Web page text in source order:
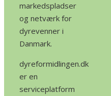
markedspladser
og netværk for
dyrevenner i
Danmark.
dyreformidlingen.dk
er en
serviceplatform